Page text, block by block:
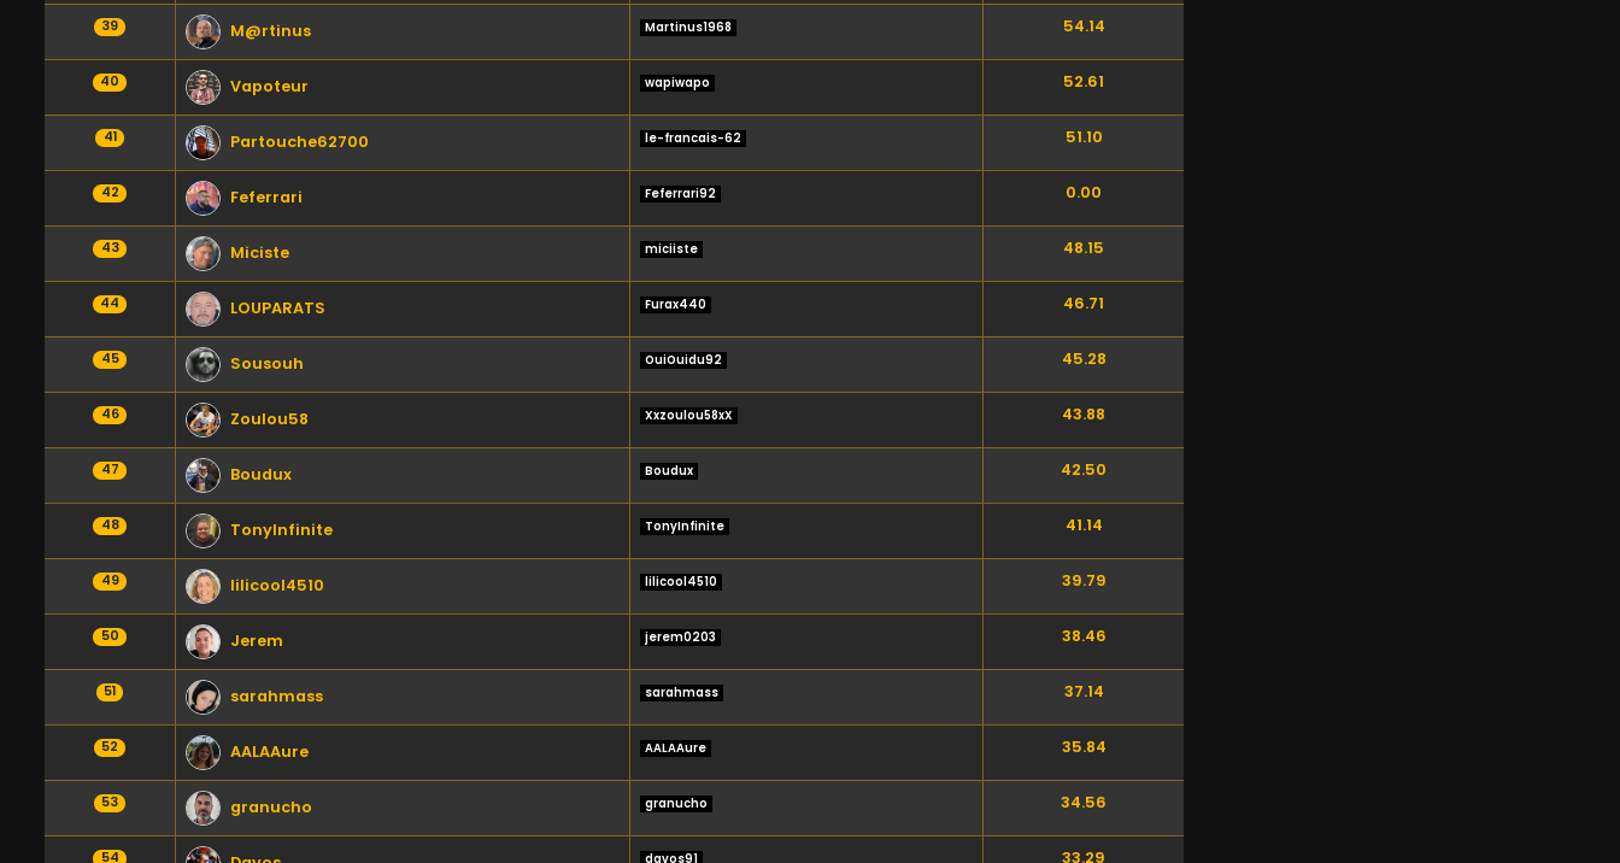
39 M@rtinus Martinus1968 54.14
40 Vapoteur wapiwapo 52.61
41 Partouche62700 le-francais-62 51.10
42 Feferrari Feferrari92 0.00
43 Miciste miciiste 48.15
44 LOUPARATS Furax440 46.71
45 Sousouh OuiOuidu92 45.28
46 Zoulou58 Xxzoulou58xX 43.88
47 Boudux Boudux 42.50
48 TonyInfinite TonyInfinite 41.14
49 lilicool4510 lilicool4510 39.79
50 Jerem jerem0203 38.46
51 sarahmass sarahmass 37.14
52 AALAAure AALAAure 35.84
53 granucho granucho 34.56
54 davos91 33.29